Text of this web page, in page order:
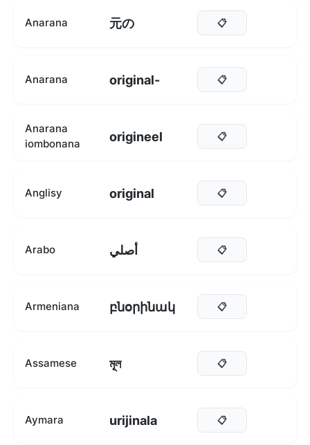
Anarana 元の 📋
Anarana original- 📋
Anarana
iombonana
origineel 📋
Anglisy original 📋
Arabo أصلي 📋
Armeniana բնօրինակ 📋
Assamese মূল 📋
Aymara urijinala 📋